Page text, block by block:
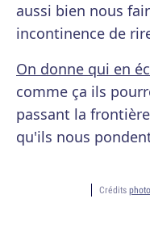
aussi bien nous
incontinence de
On donne qui en
comme ça ils
passant la
qu'ils nous
Crédits photo